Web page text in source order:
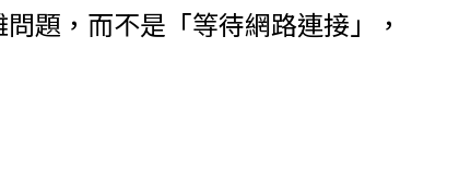
題，而不是「等待網路連接」，